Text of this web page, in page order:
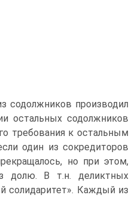
содолжников производил
остальных содолжников
требования к остальным
один из сокредиторов
но при этом,
долю. В т.н. деликтных
солидаритет». Каждый из